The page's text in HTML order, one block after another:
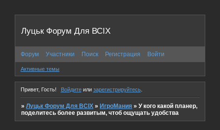
Луцьк Форум Для ВСІХ
Форум Участники Поиск Регистрация Войти
Активные темы
Привет, Гость! Войдитеили зарегистрируйтесь.
»Луцьк Форум Для ВСІХ »ИгроМания »У кого какой планер,
поделитесь более развитым, чтоб ощущать удобства